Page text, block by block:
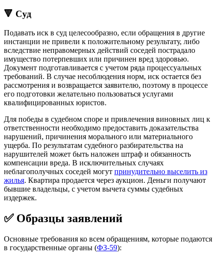
🔻 Суд
Подавать иск в суд целесообразно, если обращения в другие
инстанции не привели к положительному результату, либо
вследствие неправомерных действий соседей пострадало
имущество потерпевших или причинен вред здоровью.
Документ подготавливается с учетом ряда процессуальных
требований. В случае несоблюдения норм, иск остается без
рассмотрения и возвращается заявителю, поэтому в процессе
его подготовки желательно пользоваться услугами
квалифицированных юристов.
Для победы в судебном споре и привлечения виновных лиц к
ответственности необходимо предоставить доказательства
нарушений, причинения морального или материального
ущерба. По результатам судебного разбирательства на
нарушителей может быть наложен штраф и обязанность
компенсации вреда. В исключительных случаях
неблагополучных соседей могут принудительно выселить из
жилья. Квартира продается через аукцион. Деньги получают
бывшие владельцы, с учетом вычета суммы судебных
издержек.
✅ Образцы заявлений
Основные требования ко всем обращениям, которые подаются
в государственные органы (ФЗ-59):